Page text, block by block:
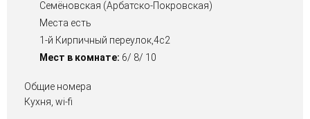
Семёновская (Арбатско-Покровская)
Места есть
1-й Кирпичный переулок,4с2
Мест в комнате: 6/ 8/ 10
Общие номера
Кухня, wi-fi